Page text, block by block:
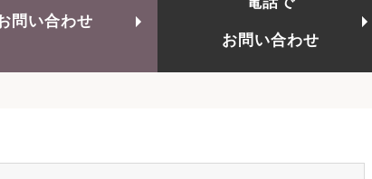
問い合わせ
お問い合わせ